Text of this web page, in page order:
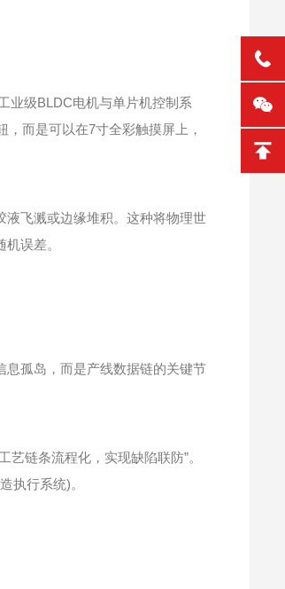
级BLDC电机与单片机控制系
而是可以在7寸全彩触摸屏上，
飞溅或边缘堆积。这种将物理世
误差。
孤岛，而是产线数据链的关键节
链条流程化，实现缺陷联防”。
执行系统)。